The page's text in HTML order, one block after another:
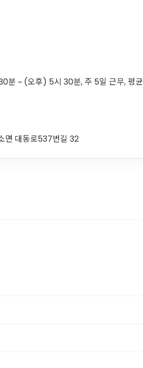
분 ~ (오후) 5시 30분, 주 5일 근무, 평균
면 대동로537번길 32